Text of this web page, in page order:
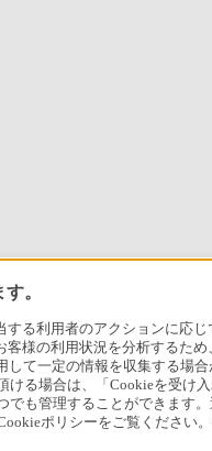
。
る利用者のアクションに応
様の利用状況を分析するた
て一定の情報を収集する場
る場合は、「Cookieを受け
も管理することができます
ポリシーをご覧ください